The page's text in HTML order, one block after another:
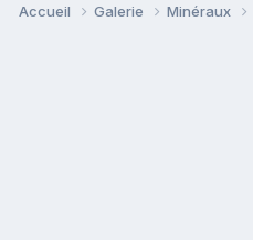
Accueil Galerie Minéraux